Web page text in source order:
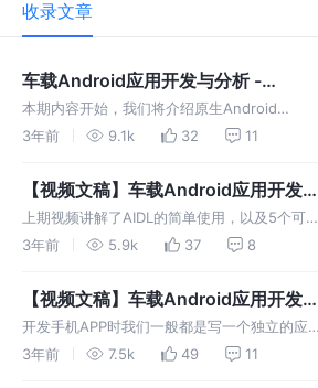
收录文章
车载Android应用开发与分析 -
SystemUI 「功能」与「源码结构」分
析
本期内容开始，我们将介绍原生Android
Automotive中车载应用的实现方式和它的原
的一个系统应用，SystemUI
3年前 9.1k 32 11
【视频文稿】车载Android应用开发与
分析 - AIDL实践与封装（下）
上期视频讲解了AIDL的简单使用，以及5个可能
在使用AIDL过程会遇到的问题，本期视频我们
3年前 5.9k 37 8
【视频文稿】车载Android应用开发与
分析 - AIDL实践与封装（上）
开发手机APP时我们一般都是写一个独立的应
用，很少会涉及到除了系统服务以外的多个进程
3年前 7.5k 49 11